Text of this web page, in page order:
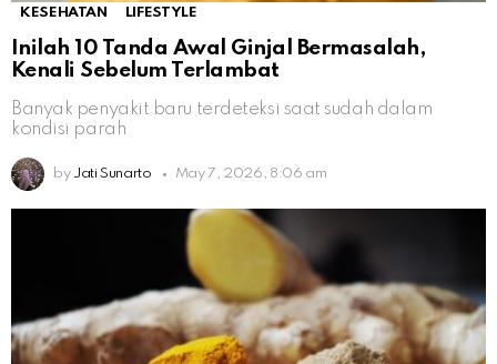
KESEHATAN LIFESTYLE
Inilah 10 Tanda Awal Ginjal Bermasalah,
Kenali Sebelum Terlambat
Banyak penyakit baru terdeteksi saat sudah dalam
kondisi parah
by Jati Sunarto May 7, 2026, 8:06 am